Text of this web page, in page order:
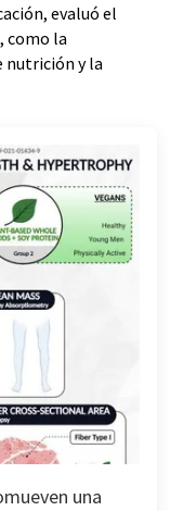
evaluó el
como la
nutrición y la
una